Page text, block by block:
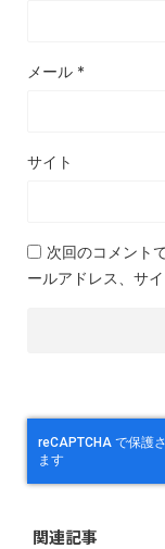
メール *
サイト
次回のコメント
ールアドレス、サイ
関連記事